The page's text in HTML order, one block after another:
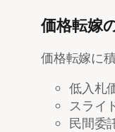
価格転嫁
価格転嫁に
低入札
スライ
民間委